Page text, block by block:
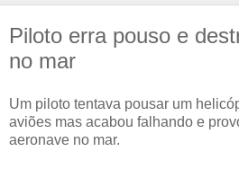
Piloto erra pouso e
no mar
Um piloto tentava pousar um
aviões mas acabou falhando e
aeronave no mar.